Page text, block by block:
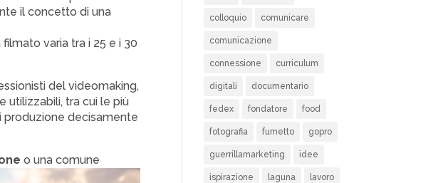
il concetto di una
varia tra i 25 e i 30
del videomaking,
utilizzabili, tra cui le più
produzione decisamente
o una comune
colloquio comunicare
comunicazione
connessione curriculum
digitali documentario
fedex fondatore food
fotografia fumetto gopro
guerrillamarketing idee
ispirazione laguna lavoro